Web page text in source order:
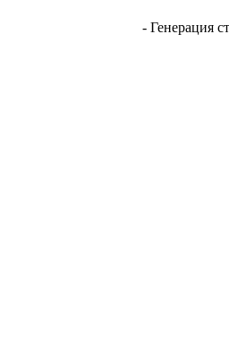
- Генерация